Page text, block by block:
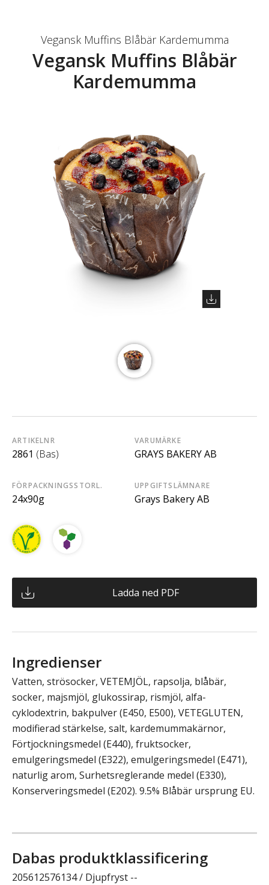
Vegansk Muffins Blåbär Kardemumma
Vegansk Muffins Blåbär
Kardemumma
ARTIKELNR
2861 (Bas)
VARUMÄRKE
GRAYS BAKERY AB
FÖRPACKNINGSSTORL.
24x90g
UPPGIFTSLÄMNARE
Grays Bakery AB
Ladda ned PDF
Ingredienser
Vatten, strösocker, VETEMJÖL, rapsolja, blåbär,
socker, majsmjöl, glukossirap, rismjöl, alfa-
cyklodextrin, bakpulver (E450, E500), VETEGLUTEN,
modifierad stärkelse, salt, kardemummakärnor,
Förtjockningsmedel (E440), fruktsocker,
emulgeringsmedel (E322), emulgeringsmedel (E471),
naturlig arom, Surhetsreglerande medel (E330),
Konserveringsmedel (E202). 9.5% Blåbär ursprung EU.
Dabas produktklassificering
205612576134 / Djupfryst --